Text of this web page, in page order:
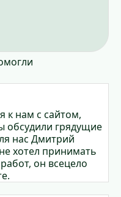
к нам с сайтом,
обсудили грядущие
нас Дмитрий
хотел принимать
он всецело